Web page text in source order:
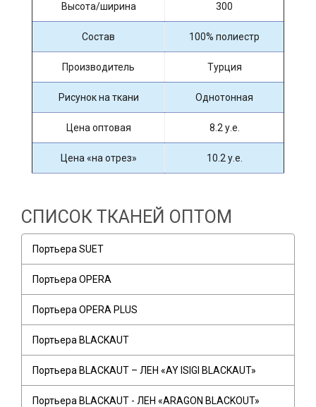
Высота/ширина 300
Состав 100% полиестр
Производитель Турция
Рисунок на ткани Однотонная
Цена оптовая 8.2 у.е.
Цена «на отрез» 10.2 у.е.
СПИСОК ТКАНЕЙ ОПТОМ
Портьера SUET
Портьера OPERA
Портьера OPERA PLUS
Портьера BLACKAUT
Портьера BLACKAUT – ЛЕН «AY ISIGI BLACKAUT»
Портьера BLACKAUT - ЛЕН «ARAGON BLACKOUT»